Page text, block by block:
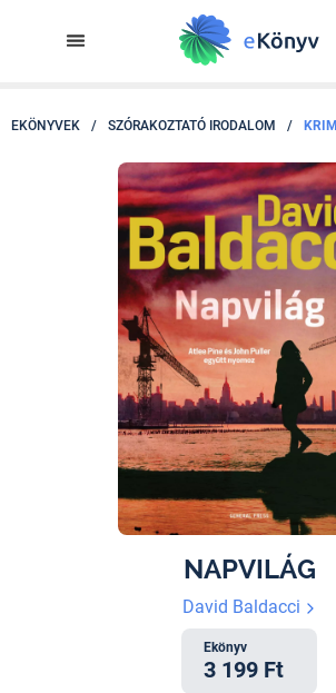
EKÖNYVEK / SZÓRAKOZTATÓ IRODALOM / KRIMI
NAPVILÁG
David Baldacci
Ekönyv
3 199 Ft